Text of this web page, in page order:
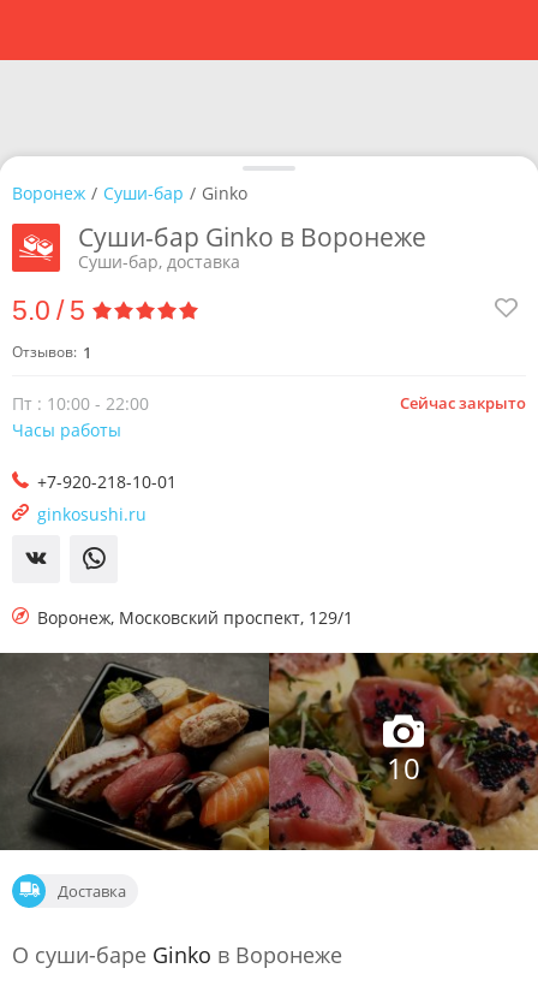
10
Доставка
Воронеж / Суши-бар / Ginko
Суши-бар Ginko в Воронеже
Суши-бар, доставка
5.0 / 5
Отзывов: 1
+7-920-218-10-01
ginkosushi.ru
Воронеж, Московский проспект, 129/1
Сейчас закрыто
Пт : 10:00 - 22:00
Часы работы
О суши-баре Ginko в Воронеже